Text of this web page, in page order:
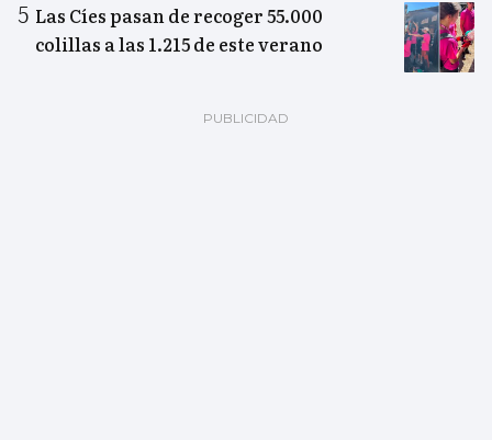
Las Cíes pasan de recoger 55.000
colillas a las 1.215 de este verano